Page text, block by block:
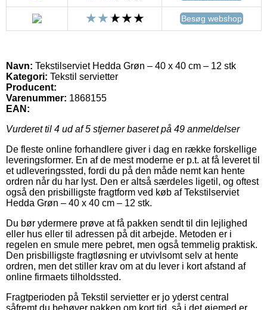
Besøg webshop
Navn: Tekstilserviet Hedda Grøn – 40 x 40 cm – 12 stk
Kategori: Tekstil servietter
Producent:
Varenummer: 1868155
EAN:
Vurderet til 4 ud af 5 stjerner baseret på 49 anmeldelser
De fleste online forhandlere giver i dag en række forskellige
leveringsformer. En af de mest moderne er p.t. at få leveret til
et udleveringssted, fordi du på den måde nemt kan hente
ordren når du har lyst. Den er altså særdeles ligetil, og oftest
også den prisbilligste fragtform ved køb af Tekstilserviet
Hedda Grøn – 40 x 40 cm – 12 stk.
Du bør ydermere prøve at få pakken sendt til din lejlighed
eller hus eller til adressen på dit arbejde. Metoden er i
regelen en smule mere pebret, men også temmelig praktisk.
Den prisbilligste fragtløsning er utvivlsomt selv at hente
ordren, men det stiller krav om at du lever i kort afstand af
online firmaets tilholdssted.
Fragtperioden på Tekstil servietter er jo yderst central
såfremt du behøver pakken om kort tid, så i det øjemed er